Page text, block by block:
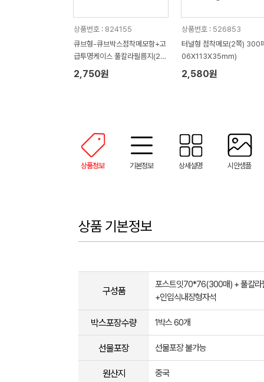
상품번호 : 824155
큐브형-큐브박스점착메모함+고
급투명케이스 풀칼라필름지(20
매)+(인입식-내장형자석)
2,750원
상품번호 : 526853
터널형 점착메모(2쪽) 300
06X113X35mm)
2,580원
상품정보 기본정보 상세설명 시안샘플
상품 기본정보
구성품
포스트잇70*76(300매) + 풀칼라
+인입식내장형자석
박스포장수량 1박스 60개
선물포장 선물포장 불가능
원산지 중국